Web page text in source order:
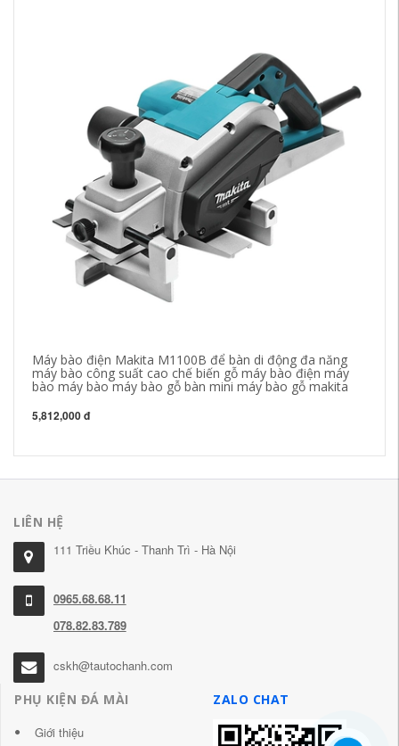
Máy bào điện Makita M1100B để bàn di động đa năng
máy bào công suất cao chế biến gỗ máy bào điện máy
bào máy bào máy bào gỗ bàn mini máy bào gỗ makita
5,812,000 đ
LIÊN HỆ
111 Triều Khúc - Thanh Trì - Hà Nội
0965.68.68.11
078.82.83.789
cskh@tautochanh.com
PHỤ KIỆN ĐÁ MÀI
Giới thiệu
ZALO CHAT